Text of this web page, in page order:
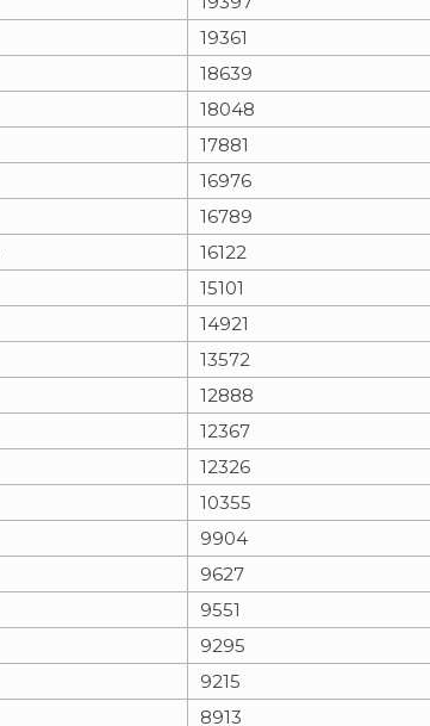
19361
18639
18048
17881
16976
16789
16122
15101
14921
13572
12888
12367
12326
10355
9904
9627
9551
9295
9215
8913